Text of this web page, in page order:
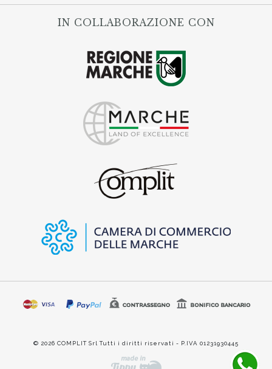
IN COLLABORAZIONE CON
© 2026 COMPLIT Srl Tutti i diritti riservati - P.IVA 01231930445